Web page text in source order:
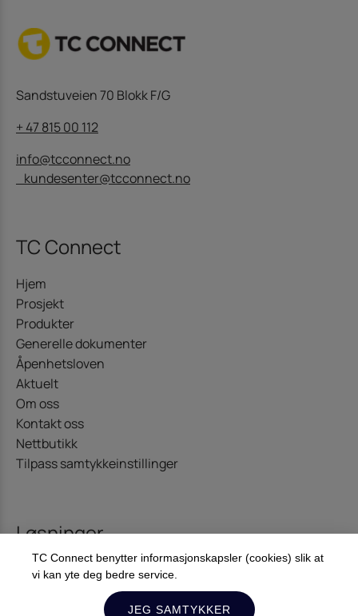
Sandstuveien 70 Blokk F/G
+ 47 815 00 112
info@tcconnect.no
kundesenter@tcconnect.no
TC Connect
Hjem
Prosjekt
Produkter
Generelle dokumenter
Åpenhetsloven
Aktuelt
Om oss
Kontakt oss
Nettbutikk
Tilpass samtykkeinstillinger
Løsninger
Kommunikasjon
Offshore – Energi
TC Connect benytter informasjonskapsler (cookies) slik at
vi kan yte deg bedre service.
JEG SAMTYKKER